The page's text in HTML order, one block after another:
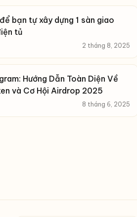
bạn tự xây dựng 1 sàn giao
tủ
2 tháng 8, 2025
Hướng Dẫn Toàn Diện Về
và Cơ Hội Airdrop 2025
8 tháng 6, 2025